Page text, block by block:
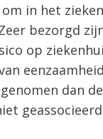
in het
bezorgd
op
dan